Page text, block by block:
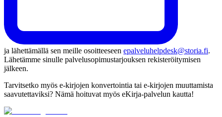
ja lähettämällä sen meille osoitteeseen epalveluhelpdesk@storia.fi.
Lähetämme sinulle palvelusopimustarjouksen rekisteröitymisen
jälkeen.
Tarvitsetko myös e-kirjojen konvertointia tai e-kirjojen muuttamista
saavutettaviksi? Nämä hoituvat myös eKirja-palvelun kautta!